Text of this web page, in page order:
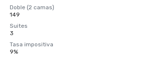
Doble (2 camas)
149
Suites
3
Tasa impositiva
9%